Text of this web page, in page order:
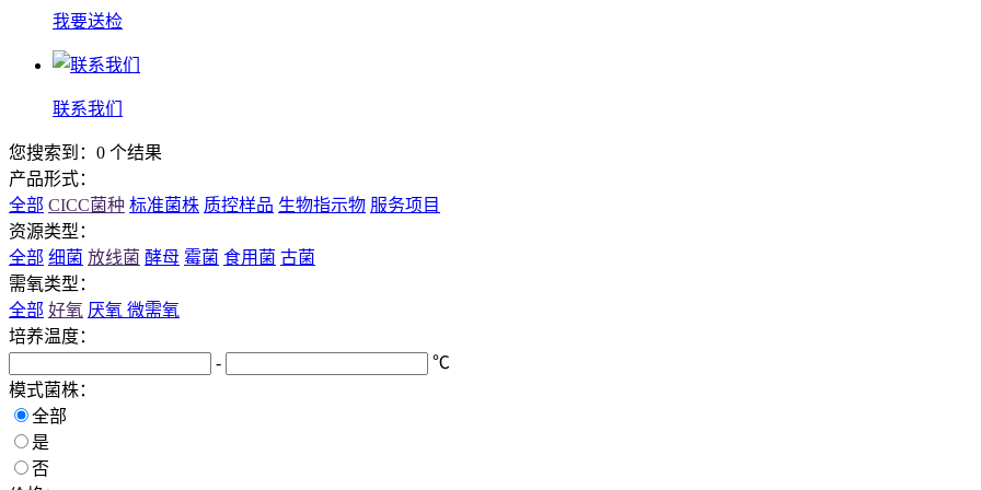
我要送检
联系我们
您搜索到：0 个结果
产品形式：
全部 CICC菌种 标准菌株 质控样品 生物指示物 服务项目
资源类型：
全部 细菌 放线菌 酵母 霉菌 食用菌 古菌
需氧类型：
全部 好氧 厌氧 微需氧
培养温度：
-
℃
模式菌株：
全部
是
否